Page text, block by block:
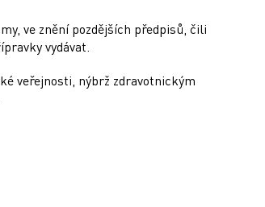
ve znění pozdějších předpisů, čili
vydávat.
veřejnosti, nýbrž zdravotnickým